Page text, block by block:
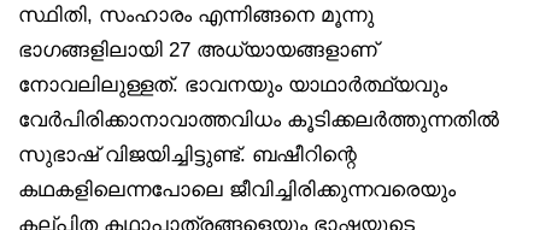
സ്ഥിതി, സംഹാരം എന്നിങ്ങനെ മൂന്നു
ഭാഗങ്ങളിലായി 27 അധ്യായങ്ങളാണ്
നോവലിലുള്ളത്. ഭാവനയും യാഥാർത്ഥ്യവും
വേർപിരിക്കാനാവാത്തവിധം കൂടിക്കലർത്തുന്നതിൽ
സുഭാഷ് വിജയിച്ചിട്ടുണ്ട്. ബഷീറിന്റെ
കഥകളിലെന്നപോലെ ജീവിച്ചിരിക്കുന്നവരെയും
കല്പിത കഥാപാത്രങ്ങളെയും ഭാഷയുടെ